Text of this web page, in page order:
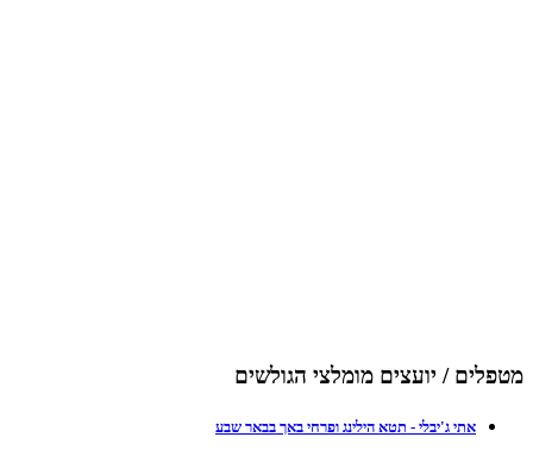
מטפלים / יועצים מומלצי הגולשים
אתי ג'יבלי - תטא הילינג ופרחי באך בבאר שבע